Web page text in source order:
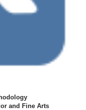
and Fine Arts